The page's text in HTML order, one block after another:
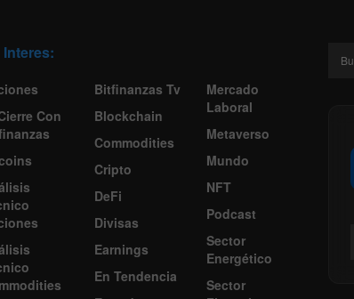
Interes:
Con
Bitfinanzas Tv
Blockchain
Commodities
Cripto
DeFi
Divisas
Earnings
En Tendencia
Mercado
Laboral
Metaverso
Mundo
NFT
Podcast
Sector
Energético
Sector